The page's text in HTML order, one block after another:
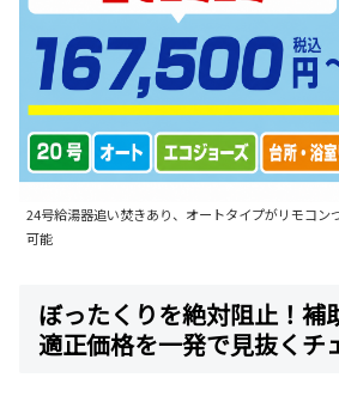
24号給湯器追い焚きあり、オートタイプがリモコン
可能
ぼったくりを絶対阻止！補
適正価格を一発で見抜くチ